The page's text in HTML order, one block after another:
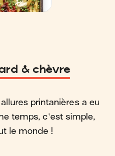
& chèvre
printanières a eu
temps, c'est simple,
le monde !